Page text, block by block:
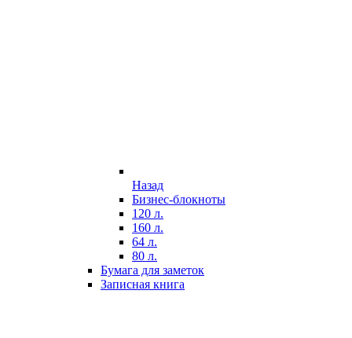
Назад
Бизнес-блокноты
120 л.
160 л.
64 л.
80 л.
Бумага для заметок
Записная книга